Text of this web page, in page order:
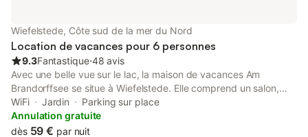
Wiefelstede, Côte sud de la mer du Nord
Location de vacances pour 6 personnes
9.3Fantastique⋅48 avis
Avec une belle vue sur le lac, la maison de vacances Am
Brandorffsee se situe à Wiefelstede. Elle comprend un salon,
une cuisine bien équipée, 3 chambres et 2 salles de bain,
pouvant accueillir 6 personnes. Vous y trouverez aussi une
télévision et un lave-linge. Un lit bébé et une chaise haute sont
WiFi Jardin
Parking sur place
Annulation gratuite
dès 59 € par nuit